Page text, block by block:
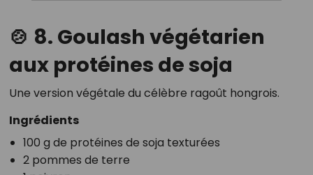
🍲 8. Goulash végétarien
aux protéines de soja
Une version végétale du célèbre ragoût hongrois.
Ingrédients
100 g de protéines de soja texturées
2 pommes de terre